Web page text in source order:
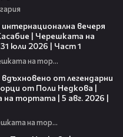
вечеря
| Черешката на
юли 2026 | Част 1
Черешката на тортата
от легендарни
от Поли Недкова |
тортата | 5 авг. 2026 |
Черешката на тортата